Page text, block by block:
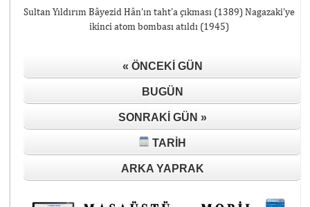
Sultan Yıldırım Bâyezid Hân’ın taht’a çıkması (1389) Nagazaki’ye
ikinci atom bombası atıldı (1945)
« ÖNCEKI GÜN
BUGÜN
SONRAKI GÜN »
TARIH
ARKA YAPRAK